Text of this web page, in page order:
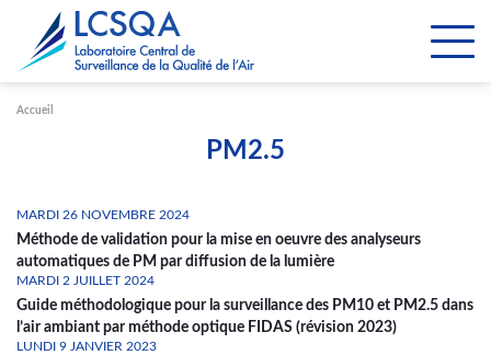
Accueil
PM2.5
MARDI 26 NOVEMBRE 2024
Méthode de validation pour la mise en oeuvre des analyseurs
automatiques de PM par diffusion de la lumière
MARDI 2 JUILLET 2024
Guide méthodologique pour la surveillance des PM10 et PM2.5 dans
l’air ambiant par méthode optique FIDAS (révision 2023)
LUNDI 9 JANVIER 2023
Paramétrer les cookies